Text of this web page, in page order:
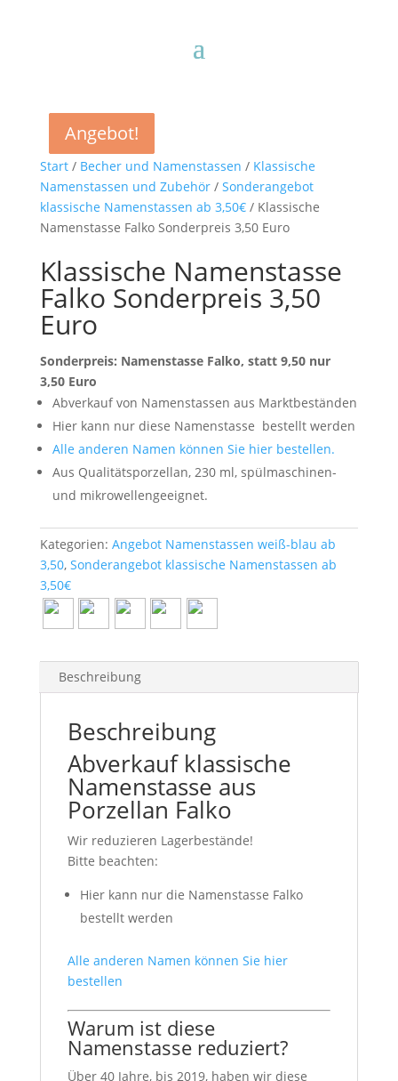
Start/ Becher und Namenstassen / Klassische
Namenstassen und Zubehör/ Sonderangebot
klassische Namenstassen ab 3,50€/ Klassische
Namenstasse Falko Sonderpreis 3,50 Euro
Angebot!
Klassische Namenstasse
Falko Sonderpreis 3,50
Euro
Sonderpreis: Namenstasse Falko, statt 9,50 nur
3,50 Euro
Abverkauf von Namenstassen aus Marktbeständen
Hier kann nur diese Namenstasse bestellt werden
Alle anderen Namen können Sie hier bestellen.
Aus Qualitätsporzellan, 230 ml, spülmaschinen-
und mikrowellengeeignet.
Kategorien: Angebot Namenstassen weiß-blau ab
3,50, Sonderangebot klassische Namenstassen ab
3,50€
Beschreibung
Beschreibung
Abverkauf klassische
Namenstasse aus
Porzellan Falko
Wir reduzieren Lagerbestände!
Bitte beachten:
Hier kann nur die Namenstasse Falko
bestellt werden
Alle anderen Namen können Sie hier
bestellen
Warum ist diese
Namenstasse reduziert?
Über 40 Jahre, bis 2019, haben wir diese
Angebot!
Angebot!
Angebot!